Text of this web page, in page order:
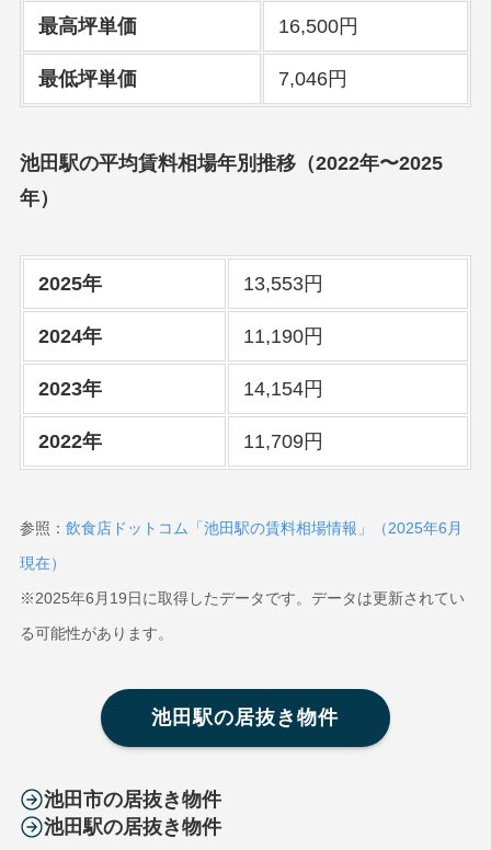
最高坪単価 16,500円
最低坪単価 7,046円
池田駅の平均賃料相場年別推移（2022年〜2025
年）
2025年 13,553円
2024年 11,190円
2023年 14,154円
2022年 11,709円
参照： 飲食店ドットコム「池田駅の賃料相場情報」（2025年6月
現在）
※2025年6月19日に取得したデータです。データは更新されてい
る可能性があります。
池田駅の居抜き物件
池田市の居抜き物件
池田駅の居抜き物件